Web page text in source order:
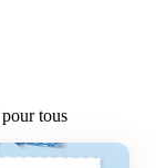
tous